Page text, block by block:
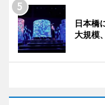
日本橋
大規模